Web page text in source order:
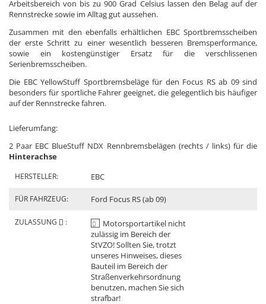
Arbeitsbereich von bis zu 900 Grad Celsius lassen den Belag auf der
Rennstrecke sowie im Alltag gut aussehen.
Zusammen mit den ebenfalls erhältlichen EBC Sportbremsscheiben
der erste Schritt zu einer wesentlich besseren Bremsperformance,
sowie ein kostengünstiger Ersatz für die verschlissenen
Serienbremsscheiben.
Die EBC YellowStuff Sportbremsbeläge für den Focus RS ab 09 sind
besonders für sportliche Fahrer geeignet, die gelegentlich bis häufiger
auf der Rennstrecke fahren.
Lieferumfang:
2 Paar EBC BlueStuff NDX Rennbremsbelägen (rechts / links) für die
Hinterachse
HERSTELLER: EBC
FÜR FAHRZEUG: Ford Focus RS (ab 09)
ZULASSUNG :
Motorsportartikel nicht
zulässig im Bereich der
StVZO! Sollten Sie, trotzt
unseres Hinweises, dieses
Bauteil im Bereich der
Straßenverkehrsordnung
benutzen, machen Sie sich
strafbar!